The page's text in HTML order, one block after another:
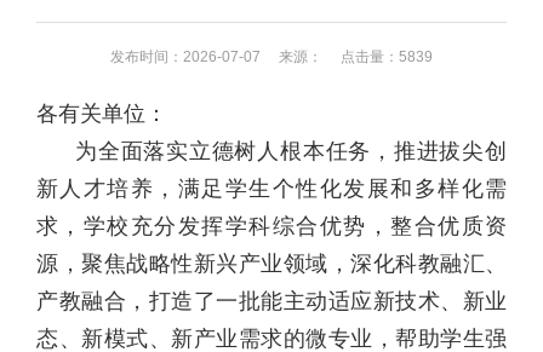
实践教学类
推免工作
其他
发布时间：2026-07-07 来源： 点击量： 5839
各有关单位：
为全面落实立德树人根本任务，推进拔尖创
新人才培养，满足学生个性化发展和多样化需
求，学校充分发挥学科综合优势，整合优质资
源，聚焦战略性新兴产业领域，深化科教融汇、
产教融合，打造了一批能主动适应新技术、新业
态、新模式、新产业需求的微专业，帮助学生强